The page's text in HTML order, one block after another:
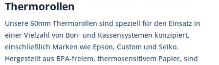
Thermorollen
Unsere 60mm Thermorollen sind speziell für den Einsatz in
einer Vielzahl von Bon- und Kassensystemen konzipiert,
einschließlich Marken wie Epson, Custom und Seiko.
Hergestellt aus BPA-freiem, thermosensitivem Papier, sind